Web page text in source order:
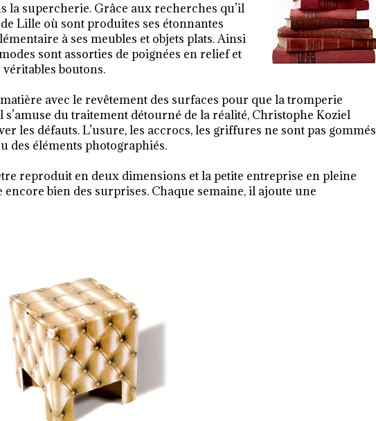
la supercherie. Grâce aux recherches qu’il
Lille où sont produites ses étonnantes
à ses meubles et objets plats. Ainsi
sont assorties de poignées en relief et
boutons.
avec le revêtement des surfaces pour que la tromperie
du traitement détourné de la réalité, Christophe Koziel
les défauts. L’usure, les accrocs, les griffures ne sont pas gommés
des éléments photographiés.
reproduit en deux dimensions et la petite entreprise en pleine
bien des surprises. Chaque semaine, il ajoute une